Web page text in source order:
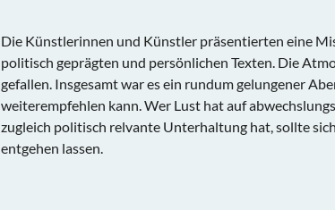
Die Künstlerinnen und Künstler präsentierten eine
politisch geprägten und persönlichen Texten. Die
gefallen. Insgesamt war es ein rundum gelungener
weiterempfehlen kann. Wer Lust hat auf
zugleich politisch relvante Unterhaltung hat, sollte
entgehen lassen.